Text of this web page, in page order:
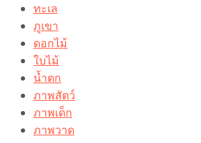
ทะเล
ภูเขา
ดอกไม้
ใบไม้
น้ำตก
ภาพสัตว์
ภาพเด็ก
ภาพวาด